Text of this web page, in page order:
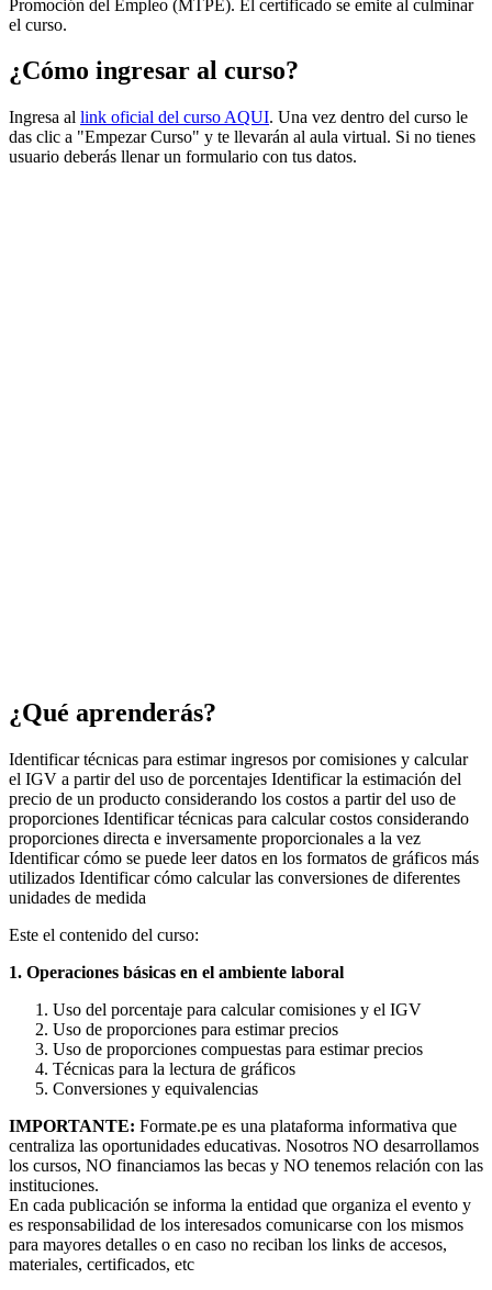
Promoción del Empleo (MTPE). El certificado se emite al culminar
el curso.
¿Cómo ingresar al curso?
Ingresa al link oficial del curso AQUI. Una vez dentro del curso le
das clic a "Empezar Curso" y te llevarán al aula virtual. Si no tienes
usuario deberás llenar un formulario con tus datos.
¿Qué aprenderás?
Identificar técnicas para estimar ingresos por comisiones y calcular
el IGV a partir del uso de porcentajes Identificar la estimación del
precio de un producto considerando los costos a partir del uso de
proporciones Identificar técnicas para calcular costos considerando
proporciones directa e inversamente proporcionales a la vez
Identificar cómo se puede leer datos en los formatos de gráficos más
utilizados Identificar cómo calcular las conversiones de diferentes
unidades de medida
Este el contenido del curso:
1. Operaciones básicas en el ambiente laboral
Uso del porcentaje para calcular comisiones y el IGV
Uso de proporciones para estimar precios
Uso de proporciones compuestas para estimar precios
Técnicas para la lectura de gráficos
Conversiones y equivalencias
IMPORTANTE: Formate.pe es una plataforma informativa que
centraliza las oportunidades educativas. Nosotros NO desarrollamos
los cursos, NO financiamos las becas y NO tenemos relación con las
instituciones.
En cada publicación se informa la entidad que organiza el evento y
es responsabilidad de los interesados comunicarse con los mismos
para mayores detalles o en caso no reciban los links de accesos,
materiales, certificados, etc